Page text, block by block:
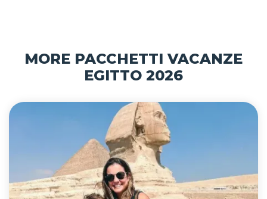
MORE PACCHETTI VACANZE
EGITTO 2026